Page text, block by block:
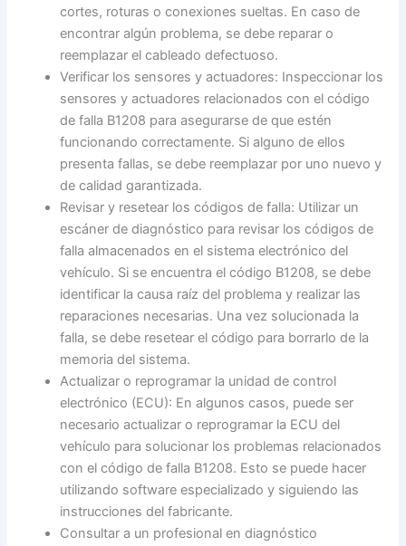
cortes, roturas o conexiones sueltas. En caso de
encontrar algún problema, se debe reparar o
reemplazar el cableado defectuoso.
Verificar los sensores y actuadores: Inspeccionar los
sensores y actuadores relacionados con el código
de falla B1208 para asegurarse de que estén
funcionando correctamente. Si alguno de ellos
presenta fallas, se debe reemplazar por uno nuevo y
de calidad garantizada.
Revisar y resetear los códigos de falla: Utilizar un
escáner de diagnóstico para revisar los códigos de
falla almacenados en el sistema electrónico del
vehículo. Si se encuentra el código B1208, se debe
identificar la causa raíz del problema y realizar las
reparaciones necesarias. Una vez solucionada la
falla, se debe resetear el código para borrarlo de la
memoria del sistema.
Actualizar o reprogramar la unidad de control
electrónico (ECU): En algunos casos, puede ser
necesario actualizar o reprogramar la ECU del
vehículo para solucionar los problemas relacionados
con el código de falla B1208. Esto se puede hacer
utilizando software especializado y siguiendo las
instrucciones del fabricante.
Consultar a un profesional en diagnóstico